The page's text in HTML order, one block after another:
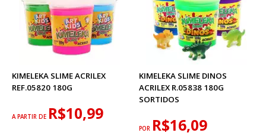
KIMELEKA SLIME ACRILEX
REF.05820 180G
A PARTIR DE R$10,99
KIMELEKA SLIME DINOS
ACRILEX R.05838 180G
SORTIDOS
POR R$16,09